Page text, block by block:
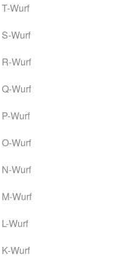
T-Wurf
S-Wurf
R-Wurf
Q-Wurf
P-Wurf
O-Wurf
N-Wurf
M-Wurf
L-Wurf
K-Wurf